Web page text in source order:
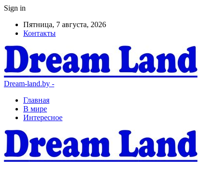
Sign in
Пятница, 7 августа, 2026
Контакты
Dream-land.by -
Главная
В мире
Интересное